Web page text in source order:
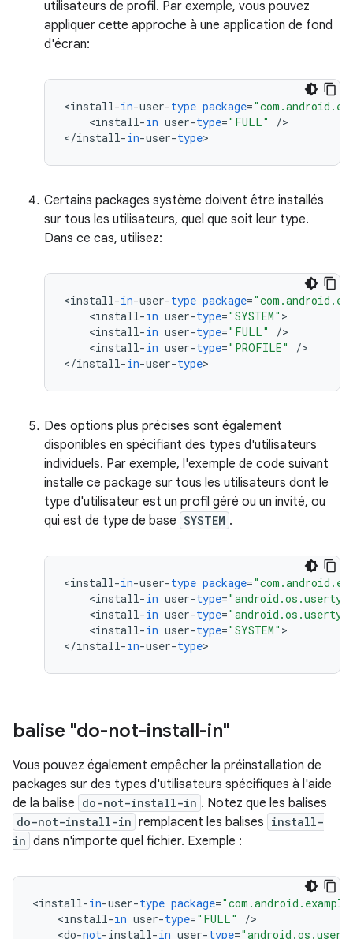
utilisateurs de profil. Par exemple, vous pouvez
appliquer cette approche à une application de fond
d'écran:
<install-in-user-type package=
<install-in user-type="FULL" />
</install-in-user-type>
Certains packages système doivent être installés
sur tous les utilisateurs, quel que soit leur type.
Dans ce cas, utilisez:
<install-in-user-type package=
<install-in user-type="SYSTEM"
<install-in user-type="FULL" /
<install-in user-type="PROFILE" />
</install-in-user-type>
Des options plus précises sont également
disponibles en spécifiant des types d'utilisateurs
individuels. Par exemple, l'exemple de code suivant
installe ce package sur tous les utilisateurs dont le
type d'utilisateur est un profil géré ou un invité, ou
qui est de type de base SYSTEM .
<install-in-user-type package=
<install-in user-type=
<install-in user-type=
<install-in user-type="SYSTEM" >
</install-in-user-type>
balise "do-not-install-in"
Vous pouvez également empêcher la préinstallation de
packages sur des types d'utilisateurs spécifiques à l'aide
de la balise do-not-install-in . Notez que les balises
do-not-install-in remplacent les balises install-
in dans n'importe quel fichier. Exemple :
<install-in-user-type package=
<install-in user-type="FULL" /
<do-not-install-in user-type=